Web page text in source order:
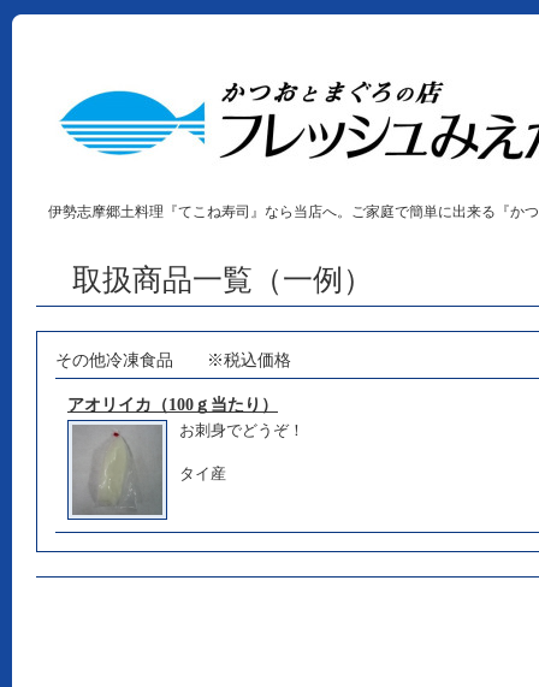
伊勢志摩郷土料理『てこね寿司』なら当店へ。ご家庭で簡単に出来る『か
取扱商品一覧（一例）
その他冷凍食品 ※税込価格
アオリイカ（100ｇ当たり）
お刺身でどうぞ！
タイ産